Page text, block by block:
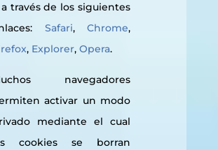
través de los siguientes
Safari, Chrome,
, Explorer,Opera.
navegadores
activar un modo
mediante el cual
cookies se borran